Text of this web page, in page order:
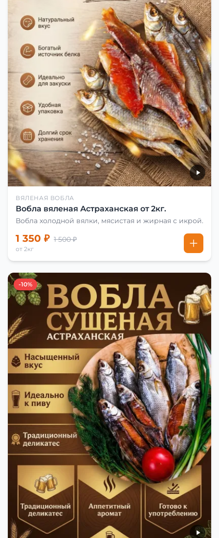
ВЯЛЕНАЯ ВОБЛА
Вобла вяленая Астраханская от 2кг.
Вобла холодной вялки, мясистая и жирная с икрой.
1 350 ₽ 1 500 ₽
от 2кг
-10%